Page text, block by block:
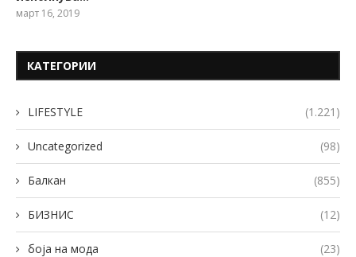
март 16, 2019
КАТЕГОРИИ
LIFESTYLE (1.221)
Uncategorized (98)
Балкан (855)
БИЗНИС (12)
боја на мода (23)